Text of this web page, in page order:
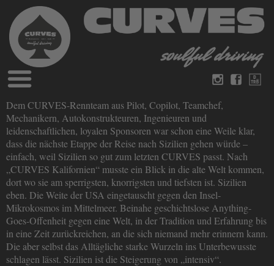
Blog
Magazine
Bücher
Videos
Deutsch Englisch
über Curves
Impressum
Datenschutz
Kontakt
Dem CURVES-Rennteam aus Pilot, Copilot, Teamchef,
Mechanikern, Autokonstrukteuren, Ingenieuren und
leidenschaftlichen, loyalen Sponsoren war schon eine Weile klar,
dass die nächste Etappe der Reise nach Sizilien gehen würde –
einfach, weil Sizilien so gut zum letzten CURVES passt. Nach
„CURVES Kalifornien“ musste ein Blick in die alte Welt kommen,
dort wo sie am sperrigsten, knorrigsten und tiefsten ist. Sizilien
eben. Die Weite der USA eingetauscht gegen den Insel-
Mikrokosmos im Mittelmeer. Beinahe geschichtslose Anything-
Goes-Offenheit gegen eine Welt, in der Tradition und Erfahrung bis
in eine Zeit zurückreichen, an die sich niemand mehr erinnern kann.
Die aber selbst das Alltägliche starke Wurzeln ins Unterbewusste
schlagen lässt. Sizilien ist die Steigerung von „intensiv“.